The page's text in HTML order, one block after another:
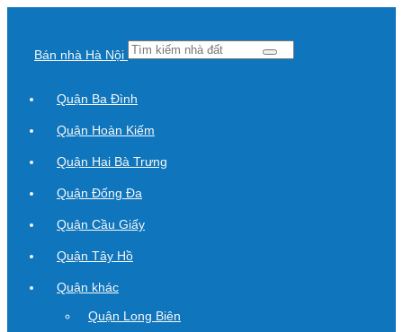
Bán nhà Hà Nội
Quận Ba Đình
Quận Hoàn Kiếm
Quận Hai Bà Trưng
Quận Đống Đa
Quận Cầu Giấy
Quận Tây Hồ
Quận khác
Quận Long Biên